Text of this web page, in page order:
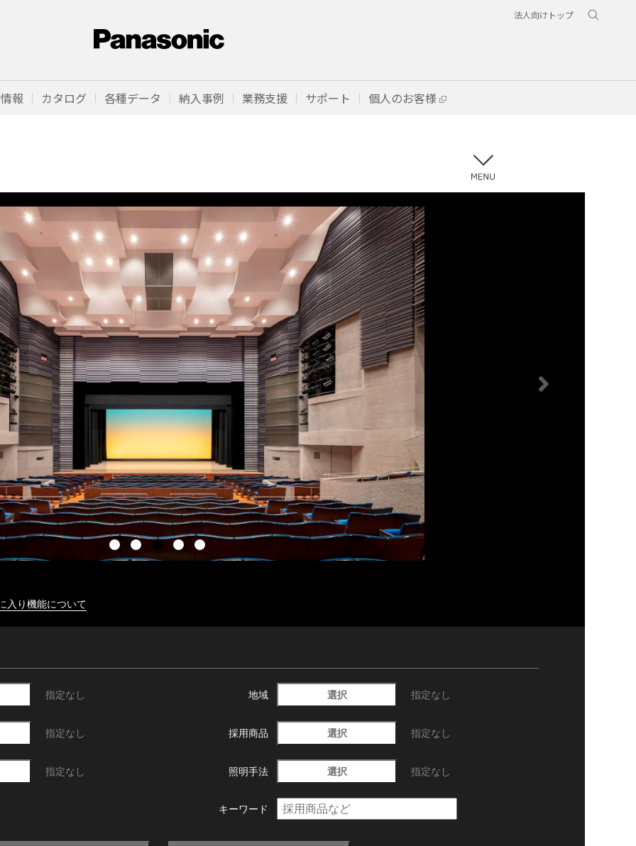
法人向けトップ
報 カタログ 各種データ 納入事例 業務支援 サポート 個人のお客様
入り機能について
指定なし 地域 選択 指定なし
指定なし 採用商品 選択 指定なし
指定なし 照明手法 選択 指定なし
キーワード